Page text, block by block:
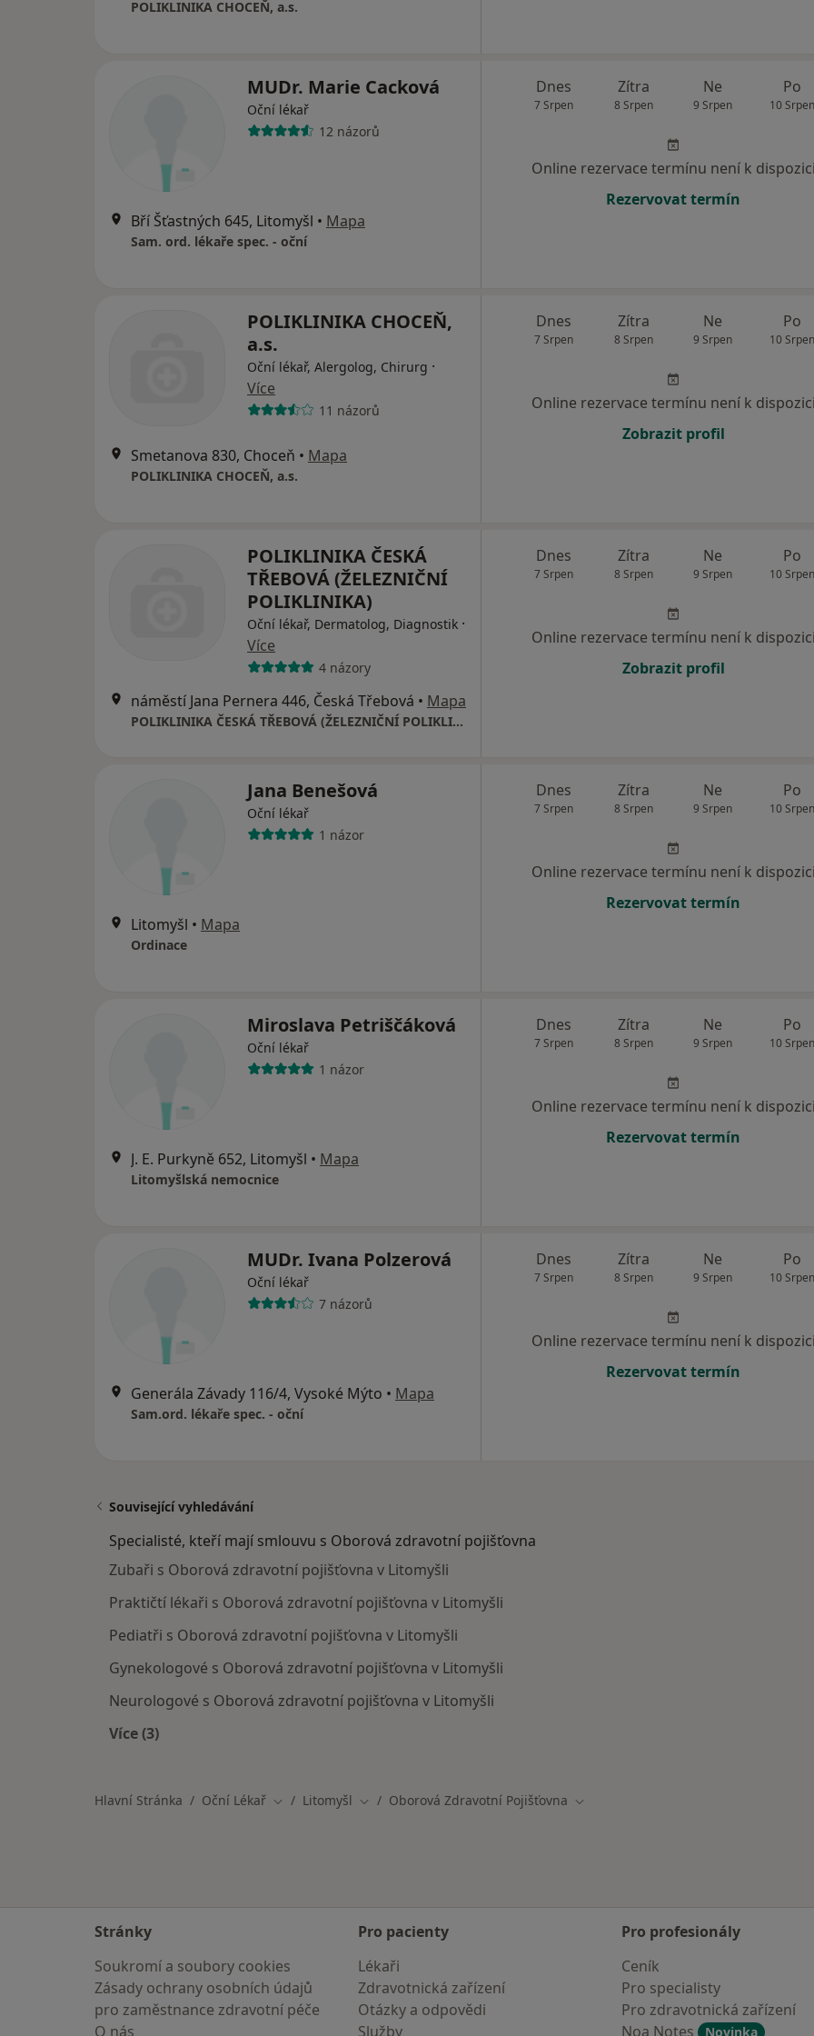
POLIKLINIKA CHOCEŇ, a.s.
MUDr. Marie Cacková
Oční lékař
12 názorů
Bří Šťastných 645, Litomyšl • Mapa
Sam. ord. lékaře spec. - oční
Dnes
7 Srpen
Zítra
8 Srpen
Ne
9 Srpen
Po
10 Srpen
Online rezervace termínu není k dispozici
Rezervovat termín
POLIKLINIKA CHOCEŇ,
a.s.
Oční lékař, Alergolog, Chirurg ·
Více
11 názorů
Smetanova 830, Choceň • Mapa
POLIKLINIKA CHOCEŇ, a.s.
Dnes
7 Srpen
Zítra
8 Srpen
Ne
9 Srpen
Po
10 Srpen
Online rezervace termínu není k dispozici
Zobrazit profil
POLIKLINIKA ČESKÁ
TŘEBOVÁ (ŽELEZNIČNÍ
POLIKLINIKA)
Oční lékař, Dermatolog, Diagnostik ·
Více
4 názory
náměstí Jana Pernera 446, Česká Třebová • Mapa
POLIKLINIKA ČESKÁ TŘEBOVÁ (ŽELEZNIČNÍ POLIKLINIKA)
Dnes
7 Srpen
Zítra
8 Srpen
Ne
9 Srpen
Po
10 Srpen
Online rezervace termínu není k dispozici
Zobrazit profil
Jana Benešová
Oční lékař
1 názor
Litomyšl • Mapa
Ordinace
Dnes
7 Srpen
Zítra
8 Srpen
Ne
9 Srpen
Po
10 Srpen
Online rezervace termínu není k dispozici
Rezervovat termín
Miroslava Petriščáková
Oční lékař
1 názor
J. E. Purkyně 652, Litomyšl • Mapa
Litomyšlská nemocnice
Dnes
7 Srpen
Zítra
8 Srpen
Ne
9 Srpen
Po
10 Srpen
Online rezervace termínu není k dispozici
Rezervovat termín
MUDr. Ivana Polzerová
Oční lékař
7 názorů
Generála Závady 116/4, Vysoké Mýto • Mapa
Sam.ord. lékaře spec. - oční
Dnes
7 Srpen
Zítra
8 Srpen
Ne
9 Srpen
Po
10 Srpen
Online rezervace termínu není k dispozici
Rezervovat termín
Související vyhledávání
Specialisté, kteří mají smlouvu s Oborová zdravotní pojišťovna
Zubaři s Oborová zdravotní pojišťovna v Litomyšli
Praktičtí lékaři s Oborová zdravotní pojišťovna v Litomyšli
Pediatři s Oborová zdravotní pojišťovna v Litomyšli
Gynekologové s Oborová zdravotní pojišťovna v Litomyšli
Neurologové s Oborová zdravotní pojišťovna v Litomyšli
Více (3)
Hlavní Stránka Oční Lékař Změna města
Litomyšl Změna města
Oborová Zdravotní Pojišťovna Změna města
Stránky
Soukromí a soubory cookies
Zásady ochrany osobních údajů
pro zaměstnance zdravotní péče
O nás
Pro pacienty
Lékaři
Zdravotnická zařízení
Otázky a odpovědi
Služby
Pro profesionály
Ceník
Pro specialisty
Pro zdravotnická zařízení
Noa Notes
Novinka